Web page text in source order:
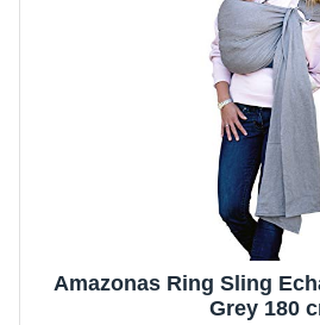
Amazonas Ring Sling
Grey 180